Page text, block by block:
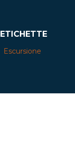
ETICHETTE
Escursione